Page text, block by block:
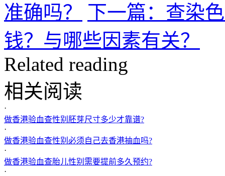
准确吗？
下一篇：查染
钱？与哪些因素有关？
Related reading
相关阅读
·
做香港验血查性别胚芽尺寸多少才靠谱?
·
做香港验血查性别必须自己去香港抽血吗?
·
做香港验血查胎儿性别需要提前多久预约?
·